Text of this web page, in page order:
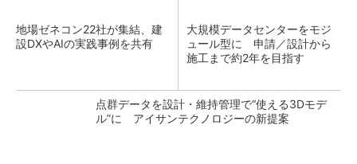
地場ゼネコン22社が集結、建
設DXやAIの実践事例を共有
大規模データセンターをモジ
ュール型に 申請／設計から
施工まで約2年を目指す
点群データを設計・維持管理で“使える3Dモデ
ル”に アイサンテクノロジーの新提案